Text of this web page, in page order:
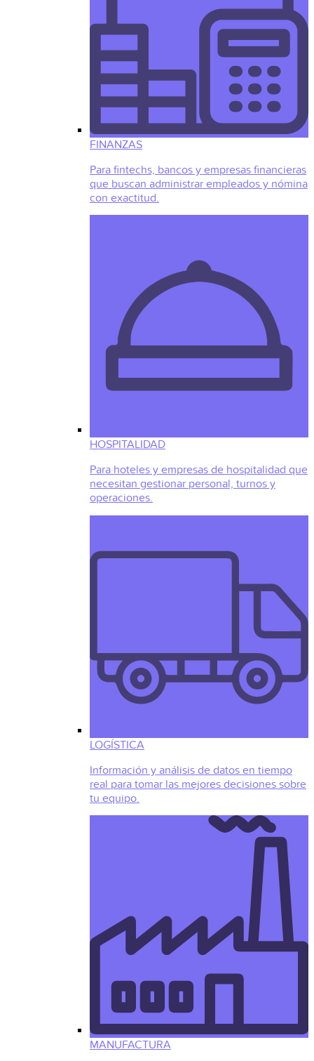
FINANZAS
Para fintechs, bancos y empresas financieras
que buscan administrar empleados y nómina
con exactitud.
HOSPITALIDAD
Para hoteles y empresas de hospitalidad que
necesitan gestionar personal, turnos y
operaciones.
LOGÍSTICA
Información y análisis de datos en tiempo
real para tomar las mejores decisiones sobre
tu equipo.
MANUFACTURA